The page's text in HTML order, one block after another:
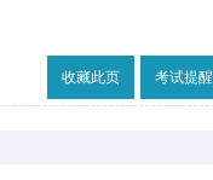
收藏此页 考试提醒